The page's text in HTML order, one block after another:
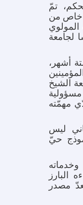
تمّ
خاص من
لجامعة
أشهر،
الشیخ
مهمّته
لیس
حيّ
البارز
مصدر